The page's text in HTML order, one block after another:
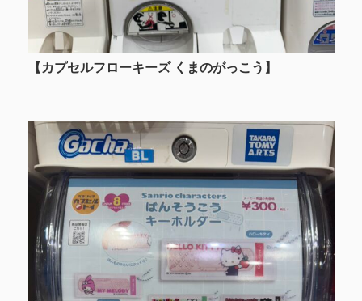
【カプセルフローキーズくまのがっこう】